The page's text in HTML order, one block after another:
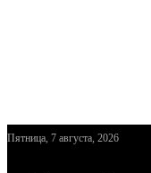
Пятница, 7 августа, 2026